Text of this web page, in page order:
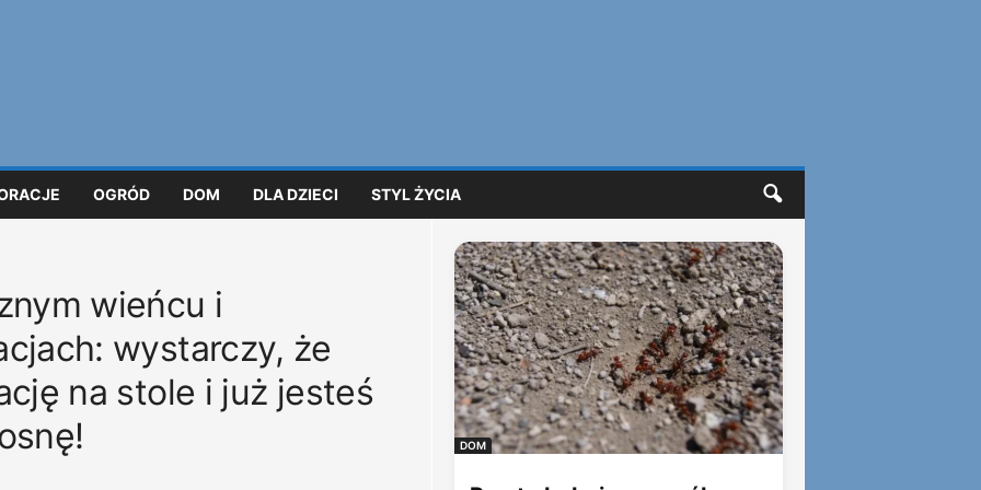
OGRÓD DOM DLA DZIECI STYL ŻYCIA
wieńcu i
wystarczy, że
na stole i już jesteś
DOM